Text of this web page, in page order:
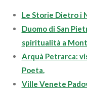
Le Storie Dietro i
Duomo di San
spiritualità a
Arquà Petrarca:
Poeta.
Ville Venete